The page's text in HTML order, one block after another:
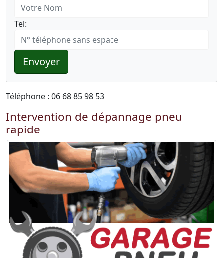
Tel:
Envoyer
Téléphone : 06 68 85 98 53
Intervention de dépannage pneu
rapide